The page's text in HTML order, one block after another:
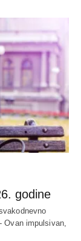
godine
Ovan impulsivan,